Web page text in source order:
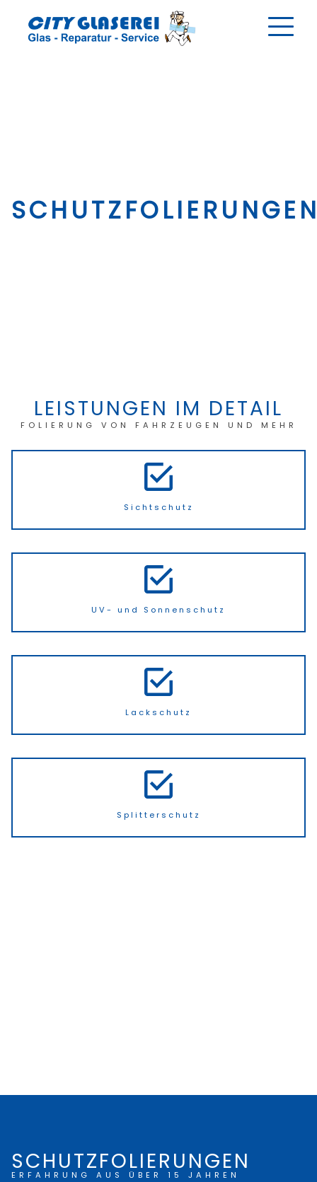
START
LEISTUNGEN IM DETAIL
FOLIERUNG VON FAHRZEUGEN UND MEHR
Sichtschutz
UV- und Sonnenschutz
Lackschutz
Splitterschutz
SCHUTZFOLIERUNGEN
ERFAHRUNG AUS ÜBER 15 JAHREN